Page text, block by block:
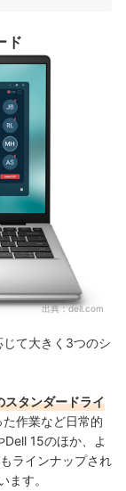
ド
出典：dell.com
て大きく3つのシ
タンダードライ
作業など日常的
15のほか、よ
ラインナップされ
ます。